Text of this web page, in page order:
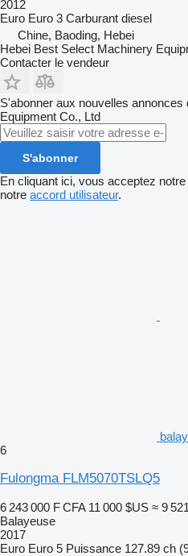
2012
Euro Euro 3 Carburant diesel
Chine, Baoding, Hebei
Hebei Best Select Machinery
Contacter le vendeur
S'abonner aux nouvelles
Equipment Co., Ltd
S'abonner
En cliquant ici, vous acceptez notre
notre accord utilisateur.
6
Fulongma FLM5070TSLQ5
6 243 000 F CFA 11 000 $US ≈ 9
Balayeuse
2017
Euro Euro 5 Puissance 127.89 ch